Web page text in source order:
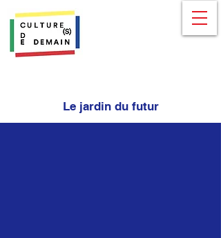
Le jardin du futur